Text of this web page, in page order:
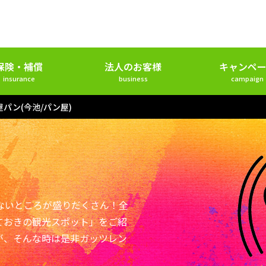
険・補償
insurance
法人のお客様
business
キャンペ
campaign
パン(今池/パン屋)
ところが盛りだくさん！全
きの観光スポット」をご紹
そんな時は是非ガッツレン